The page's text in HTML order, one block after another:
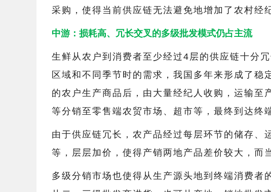
采购，使得当前供应链无法避免地增加了农村经
中游：损耗高、冗长交叉的多级批发模式仍占主流
生鲜从农户到消费者至少经过4层的供应链十分
区域和不同季节时的需求，我国多年来形成了
的农户生产商品后，由大量经纪人收购，运输至
等分销至零售端农贸市场、超市等，最终到达终
由于供应链冗长，农产品经过每层环节的储存、
等，层层加价，使得产销两地产品差价较大，而
多级分销市场也使得从生产源头地到终端消费者